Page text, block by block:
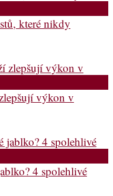
které nikdy
výkon v
4 spolehlivé